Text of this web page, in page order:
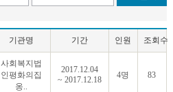
기관명 기간 인원 조회수
사회복지법
인평화의집
옹..
2017.12.04
~ 2017.12.18
4명 83